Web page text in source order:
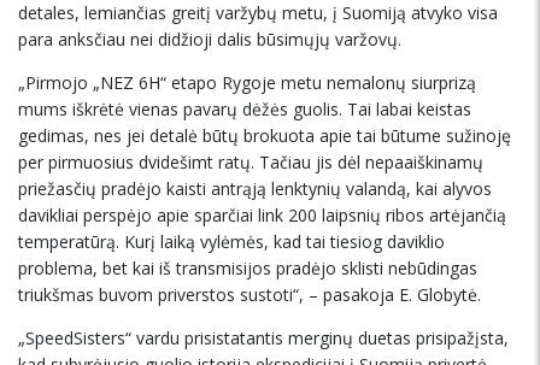
detales, lemiančias greitį varžybų metu, į Suomiją atvyko visa
para anksčiau nei didžioji dalis būsimųjų varžovų.
„Pirmojo „NEZ 6H“ etapo Rygoje metu nemalonų siurprizą
mums iškrėtė vienas pavarų dėžės guolis. Tai labai keistas
gedimas, nes jei detalė būtų brokuota apie tai būtume sužinoję
per pirmuosius dvidešimt ratų. Tačiau jis dėl nepaaiškinamų
priežasčių pradėjo kaisti antrąją lenktynių valandą, kai alyvos
davikliai perspėjo apie sparčiai link 200 laipsnių ribos artėjančią
temperatūrą. Kurį laiką vylėmės, kad tai tiesiog daviklio
problema, bet kai iš transmisijos pradėjo sklisti nebūdingas
triukšmas buvom priverstos sustoti“, – pasakoja E. Globytė.
„SpeedSisters“ vardu prisistatantis merginų duetas prisipažįsta,